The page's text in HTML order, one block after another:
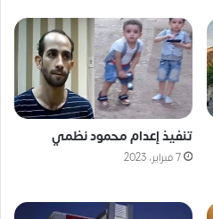
تنفيذ إعدام محمود نظمي
7 فبراير، 2023